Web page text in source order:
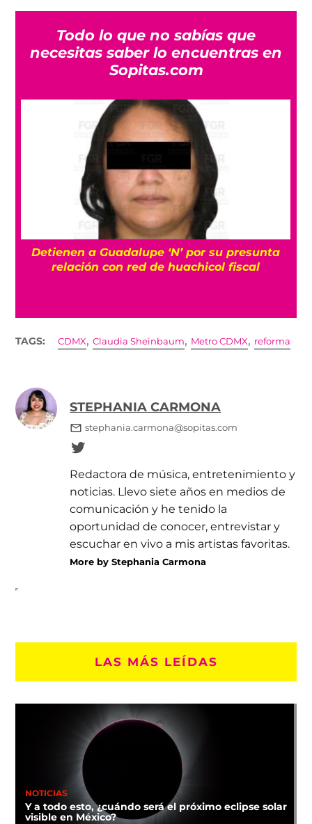
Todo lo que no sabías que
necesitas saber lo encuentras en
Sopitas.com
Detienen a Guadalupe ‘N’ por su presunta
relación con red de huachicol fiscal
TAGS: CDMX,Claudia Sheinbaum, Metro CDMX, reforma
STEPHANIA CARMONA
stephania.carmona@sopitas.com
Redactora de música, entretenimiento y
noticias. Llevo siete años en medios de
comunicación y he tenido la
oportunidad de conocer, entrevistar y
escuchar en vivo a mis artistas favoritas.
More by Stephania Carmona
LAS MÁS LEÍDAS
NOTICIAS
Y a todo esto, ¿cuándo será el próximo eclipse solar
visible en México?